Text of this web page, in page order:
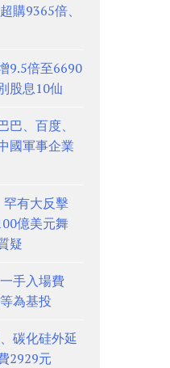
9365倍、
9.5倍至6690
股息10仙
、百度、
國軍事企業
有大反擊
億美元舞
疑
手入場費
為基投
碳化硅外延
2929元